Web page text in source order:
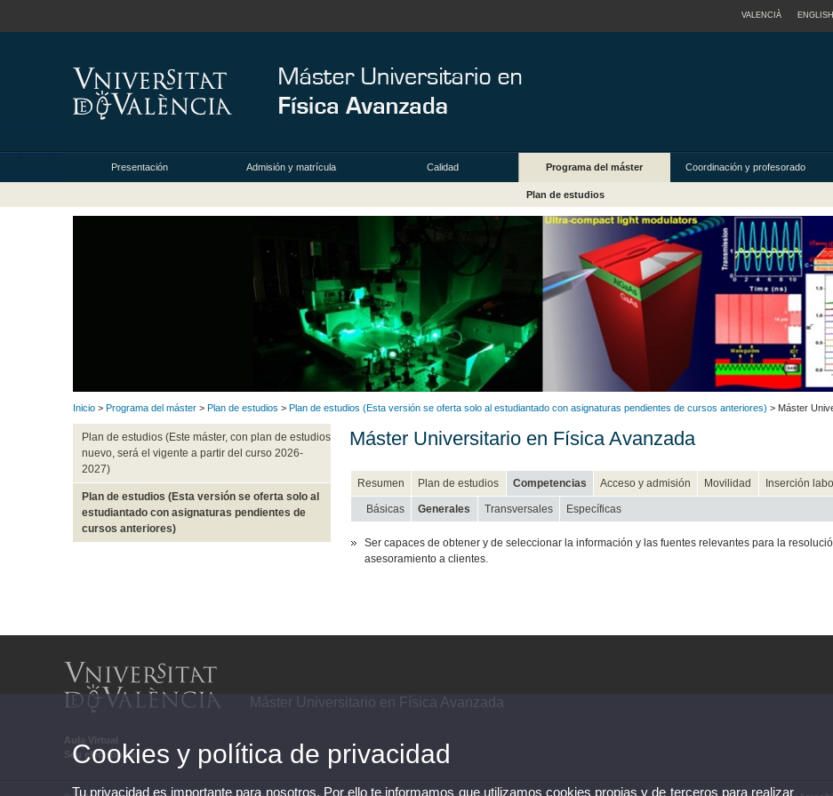
VALENCIÀ ENGLISH
Presentación Admisión y matrícula Calidad Programa del máster Coordinación y profesorado
Plan de estudios
Inicio > Programa del máster > Plan de estudios > Plan de estudios (Esta versión se oferta solo al estudiantado con asignaturas pendientes de cursos anteriores) > Máster
Plan de estudios (Este máster, con plan de estudios
nuevo, será el vigente a partir del curso 2026-
2027)
Plan de estudios (Esta versión se oferta solo al
estudiantado con asignaturas pendientes de
cursos anteriores)
Máster Universitario en Física Avanzada
Resumen Plan de estudios Competencias Acceso y admisión Movilidad Inserción
Básicas Generales Transversales Específicas
Ser capaces de obtener y de seleccionar la información y las fuentes relevantes para la
asesoramiento a clientes.
Máster Universitario en Física Avanzada
Aula Virtual
Seu electrònica
Cookies y política de privacidad
Tu privacidad es importante para nosotros. Por ello te informamos que utilizamos cookies propias y de terceros para realizar